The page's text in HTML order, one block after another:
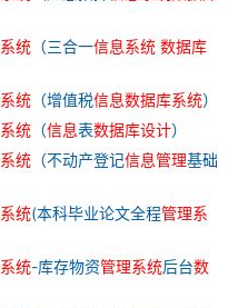
系统 （三合一信息系统 数据库
系统 （增值税信息数据库系统）
系统 （信息表数据库设计）
系统 （不动产登记信息管理基础
系统(本科毕业论文全程管理系
系统-库存物资管理系统后台数